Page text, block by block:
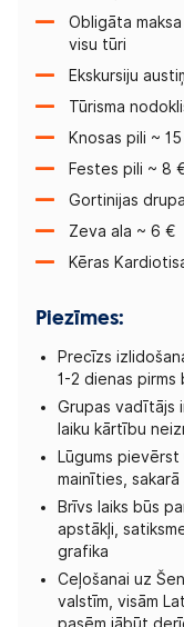
Obligāta
visu tūri
Ekskursiju
Tūrisma
Knosas pili ~
Festes pili ~ 8
Gortinijas
Zeva ala ~ 6 €
Kēras
Piezīmes:
Precīzs
1-2 dienas pirms
Grupas vadītājs
laiku kārtību
Lūgums
mainīties,
Brīvs laiks būs
apstākļi,
grafika
Ceļošanai uz
valstīm, visām
pasēm jābūt